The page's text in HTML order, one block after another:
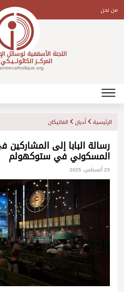
contentمن نحن
اللجنة الأسقفية لوسائل
المركـــز
الرئيسية أديان الفاتيكان
رسالة البابا إلى المشاركين
المسكوني في ستوكهولم
23 أغسطس، 2025